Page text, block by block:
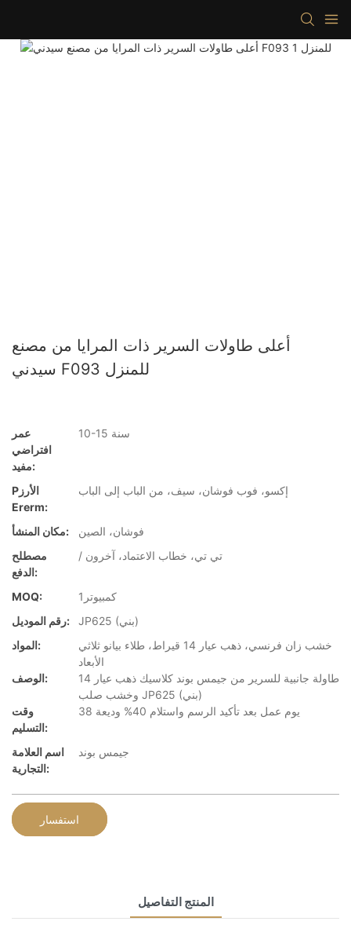
أعلى طاولات السرير ذات المرايا من مصنع
سيدني F093 للمنزل
عمر
افتراضي
مفيد:
10-15 سنة
Pالأرز
Ererm:
إكسو، فوب فوشان، سيف، من الباب إلى الباب
مكان المنشأ:
فوشان، الصين
مصطلح
الدفع:
/ تي تي، خطاب الاعتماد، آخرون
MOQ:
كمبيوتر1
رقم الموديل:
JP625 (بني)
المواد:
خشب زان فرنسي، ذهب عيار 14 قيراط، طلاء بيانو ثلاثي
الأبعاد
الوصف:
طاولة جانبية للسرير من جيمس بوند كلاسيك ذهب عيار 14
وخشب صلب JP625 (بني)
وقت
التسليم:
38 يوم عمل بعد تأكيد الرسم واستلام 40% وديعة
اسم العلامة
التجارية:
جيمس بوند
استفسار
المنتج التفاصيل